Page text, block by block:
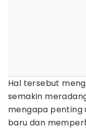
Hal tersebut
semakin
mengapa penting
baru dan